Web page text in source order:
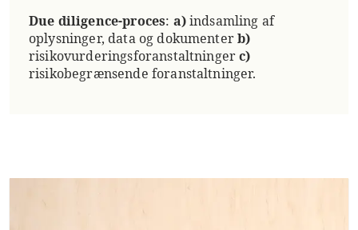
Due diligence-proces: a)indsamling af
oplysninger, data og dokumenterb)
risikovurderingsforanstaltningerc)
risikobegrænsende foranstaltninger.